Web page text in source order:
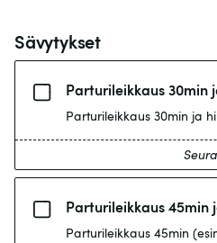
Sävytykset
Parturileikkaus 30min
Parturileikkaus 30min ja
Parturileikkaus 45min
Parturileikkaus 45min